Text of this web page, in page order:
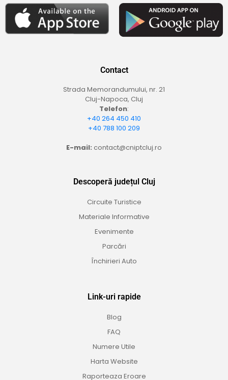
Contact
Strada Memorandumului, nr. 21
Cluj-Napoca, Cluj
Telefon:
+40 264 450 410
+40 788 100 209
E-mail: contact@cniptcluj.ro
Descoperă județul Cluj
Circuite Turistice
Materiale Informative
Evenimente
Parcări
Închirieri Auto
Link-uri rapide
Blog
FAQ
Numere Utile
Harta Website
Raporteaza Eroare